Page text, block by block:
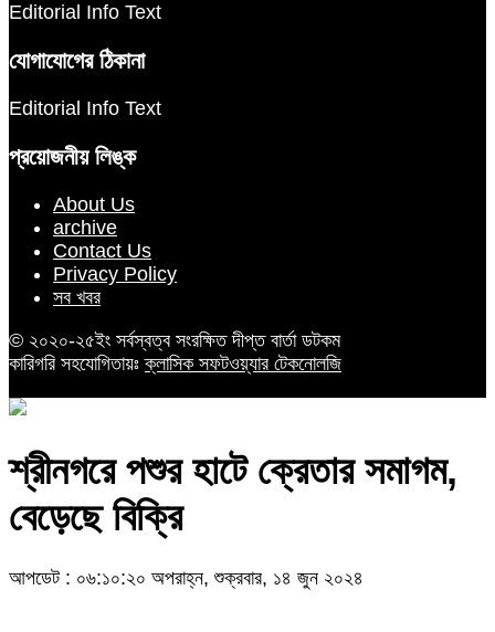
Editorial Info Text
যোগাযোগের ঠিকানা
Editorial Info Text
প্রয়োজনীয় লিঙ্ক
About Us
archive
Contact Us
Privacy Policy
সব খবর
© ২০২০-২৫ইং সর্বস্বত্ব সংরক্ষিত দীপ্ত বার্তা ডটকম
কারিগরি সহযোগিতায়ঃক্লাসিক সফটওয়্যার টেকনোলজি
শ্রীনগরে পশুর হাটে ক্রেতার সমাগম,
বেড়েছে বিক্রি
আপডেট : ০৬:১০:২০ অপরাহ্ন, শুক্রবার, ১৪ জুন ২০২৪